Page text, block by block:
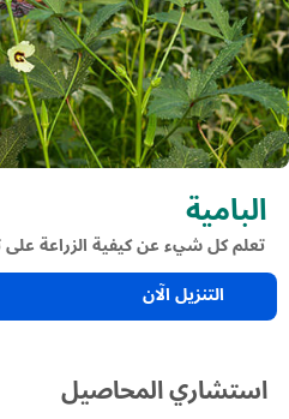
البامية
تعلم كل شيء عن كيفية الزراعة
التنزيل الآن
استشاري المحاصيل